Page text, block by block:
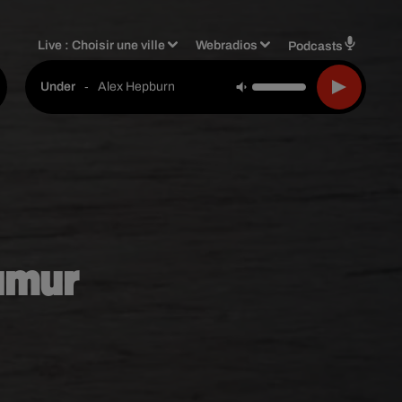
Live :Choisir une ville Webradios Podcasts
Under - Alex Hepburn